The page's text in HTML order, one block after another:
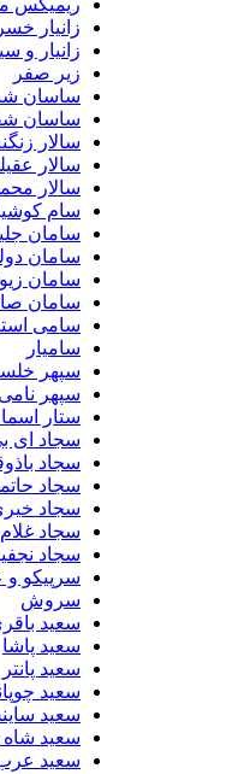
زانیار
زانیار و
زیر صفر
ساسان
ساسان
سالار
سالار
سالار
سام
سامان
سامان
سامان
سامان
سامی
سامیار
سپهر
سپهر نامی
ستار
سجاد ای
سجاد
سجاد
سجاد
سجاد غلام
سجاد
سرپیکو
سروش
سعید
سعید پاشا
سعید پانتر
سعید
سعید
سعید شاه
سعید